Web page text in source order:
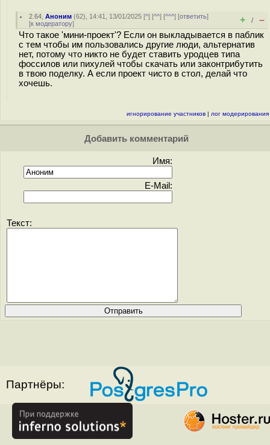
2.64 ,Аноним (62), 14:41, 13/01/2025 [^] [^^] [^^^] [ответить]
[к модератору] + / –
Что такое 'мини-проект'? Если он выкладывается в паблик
с тем чтобы им пользовались другие люди, альтернатив
нет, потому что никто не будет ставить уродцев типа
фоссилов или пихулей чтобы скачать или законтрибутить
в твою поделку. А если проект чисто в стол, делай что
хочешь.
игнорирование участников | лог модерирования
Добавить комментарий
Имя:
E-Mail:
Текст:
Партнёры: